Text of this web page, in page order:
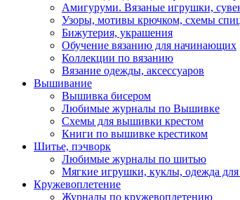
Амигуруми. Вязаные игрушки,
Узоры, мотивы крючком, схемы
Бижутерия, украшения
Обучение вязанию для начинающих
Коллекции по вязанию
Вязание одежды, аксессуаров
Вышивание
Вышивка бисером
Любимые журналы по Вышивке
Схемы для вышивки крестом
Книги по вышивке крестиком
Шитье, пэчворк
Любимые журналы по шитью
Мягкие игрушки, куклы, одежда для
Кружевоплетение
Журналы по кружевоплетению